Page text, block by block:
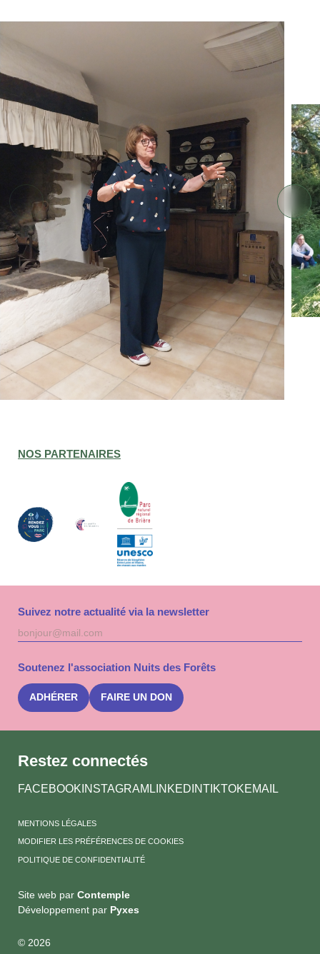
NOS PARTENAIRES
Suivez notre actualité via la newsletter
Adresse
mail
à
Soutenez l'association Nuits des Forêts
ADHÉRER FAIRE UN DON
Restez connectés
FACEBOOK INSTAGRAM LINKEDINTIKTOKEMAIL
MENTIONS LÉGALES
MODIFIER LES PRÉFÉRENCES DE COOKIES
POLITIQUE DE CONFIDENTIALITÉ
Site web par Contemple
Développement par Pyxes
© 2026